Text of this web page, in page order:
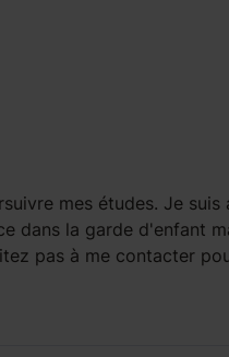
mes études. Je suis
dans la garde d'enfant
pas à me contacter